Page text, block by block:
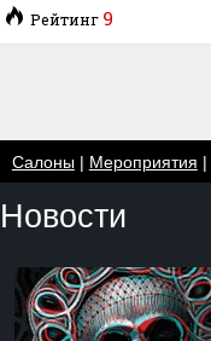
Рейтинг 9
Салоны| Мероприятия |
Новости